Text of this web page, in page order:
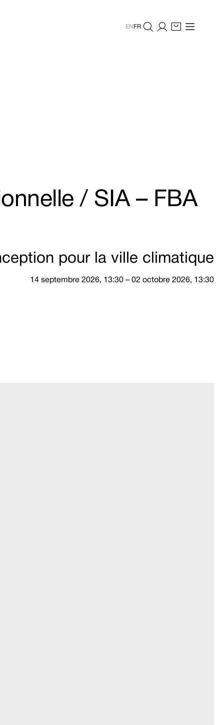
EN FR
/ SIA – FBA
pour la ville climatique
14 septembre 2026, 13:30 – 02 octobre 2026, 13:30